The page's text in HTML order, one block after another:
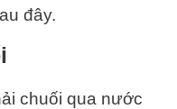
đây.
chuối qua nước